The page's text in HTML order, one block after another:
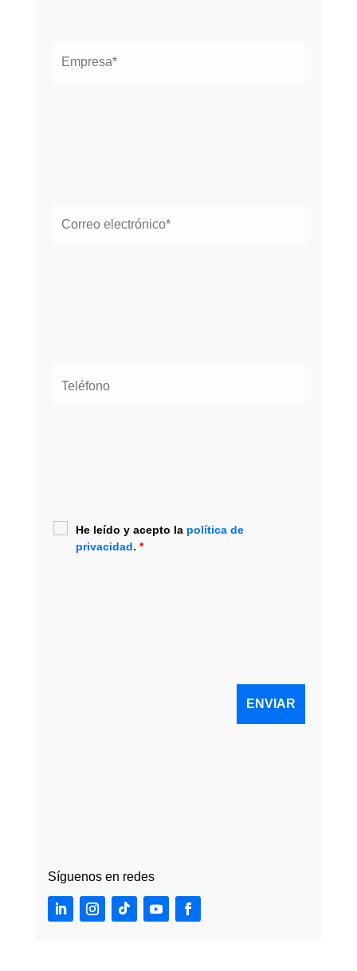
He leído y acepto la política de
privacidad. *
Síguenos en redes